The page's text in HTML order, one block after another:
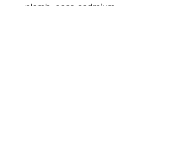
plomb, sans cadmium.